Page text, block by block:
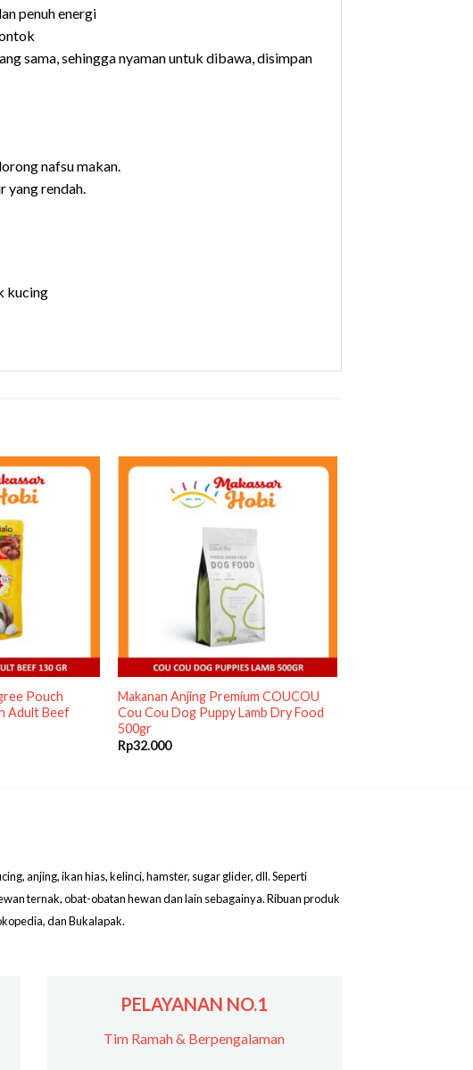
penuh energi
sama, sehingga nyaman untuk dibawa, disimpan
nafsu makan.
yang rendah.
kucing
Pouch
Adult Beef
Makanan Anjing Premium COUCOU
Cou Cou Dog Puppy Lamb Dry Food
500gr
Rp32.000
anjing, ikan hias, kelinci, hamster, sugar glider, dll. Seperti
ternak, obat-obatan hewan dan lain sebagainya. Ribuan produk
dan Bukalapak.
PELAYANAN NO.1
Tim Ramah & Berpengalaman